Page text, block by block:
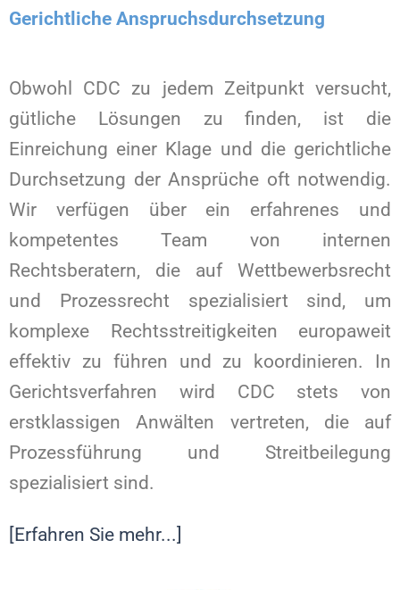
Gerichtliche Anspruchsdurchsetzung
Obwohl CDC zu jedem Zeitpunkt versucht,
gütliche Lösungen zu finden, ist die
Einreichung einer Klage und die gerichtliche
Durchsetzung der Ansprüche oft notwendig.
Wir verfügen über ein erfahrenes und
kompetentes Team von internen
Rechtsberatern, die auf Wettbewerbsrecht
und Prozessrecht spezialisiert sind, um
komplexe Rechtsstreitigkeiten europaweit
effektiv zu führen und zu koordinieren. In
Gerichtsverfahren wird CDC stets von
erstklassigen Anwälten vertreten, die auf
Prozessführung und Streitbeilegung
spezialisiert sind.
[Erfahren Sie mehr...]